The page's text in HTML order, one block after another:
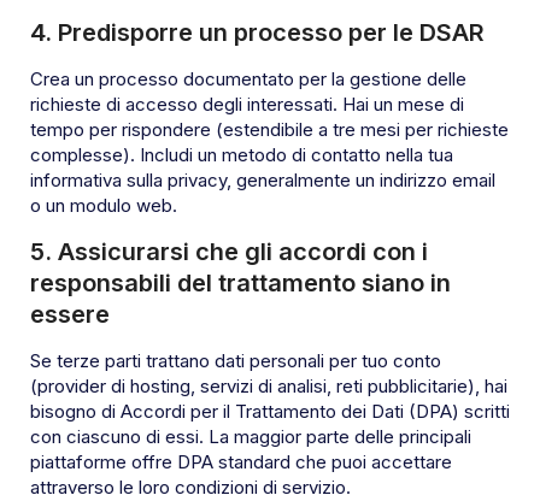
4. Predisporre un processo per le DSAR
Crea un processo documentato per la gestione delle
richieste di accesso degli interessati. Hai un mese di
tempo per rispondere (estendibile a tre mesi per richieste
complesse). Includi un metodo di contatto nella tua
informativa sulla privacy, generalmente un indirizzo email
o un modulo web.
5. Assicurarsi che gli accordi con i
responsabili del trattamento siano in
essere
Se terze parti trattano dati personali per tuo conto
(provider di hosting, servizi di analisi, reti pubblicitarie), hai
bisogno di Accordi per il Trattamento dei Dati (DPA) scritti
con ciascuno di essi. La maggior parte delle principali
piattaforme offre DPA standard che puoi accettare
attraverso le loro condizioni di servizio.